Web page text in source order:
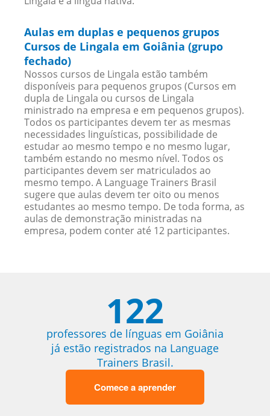
Aulas em duplas e pequenos grupos
Cursos de Lingala em Goiânia (grupo
fechado)
Nossos cursos de Lingala estão também
disponíveis para pequenos grupos (Cursos em
dupla de Lingala ou cursos de Lingala
ministrado na empresa e em pequenos grupos).
Todos os participantes devem ter as mesmas
necessidades linguísticas, possibilidade de
estudar ao mesmo tempo e no mesmo lugar,
também estando no mesmo nível. Todos os
participantes devem ser matriculados ao
mesmo tempo. A Language Trainers Brasil
sugere que aulas devem ter oito ou menos
estudantes ao mesmo tempo. De toda forma, as
aulas de demonstração ministradas na
empresa, podem conter até 12 participantes.
122
professores de línguas em Goiânia
já estão registrados na Language
Trainers Brasil.
Comece a aprender